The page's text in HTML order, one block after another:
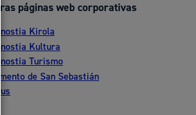
páginas web corporativas
Kirola
Kultura
Turismo
de San Sebastián